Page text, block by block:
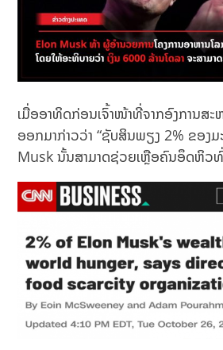
ເມື່ອອາທິດກ່ອນເຈົ້າໜ້າທີ່ຈາກອົງການສະ
ອອກມາກ່າວວ່າ “ຊັບສິນພຽງ 2% ຂອງ
Musk ນັ້ນສາມາດຊ່ວຍເຫຼືອຄົນອຶດຫິວທົ່